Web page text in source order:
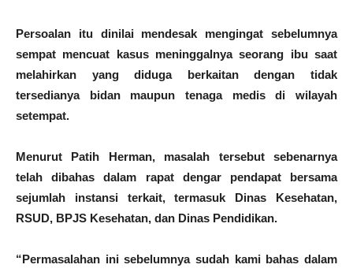
Persoalan itu dinilai mendesak mengingat sebelumnya
sempat mencuat kasus meninggalnya seorang ibu saat
melahirkan yang diduga berkaitan dengan tidak
tersedianya bidan maupun tenaga medis di wilayah
setempat.
Menurut Patih Herman, masalah tersebut sebenarnya
telah dibahas dalam rapat dengar pendapat bersama
sejumlah instansi terkait, termasuk Dinas Kesehatan,
RSUD, BPJS Kesehatan, dan Dinas Pendidikan.
“Permasalahan ini sebelumnya sudah kami bahas dalam